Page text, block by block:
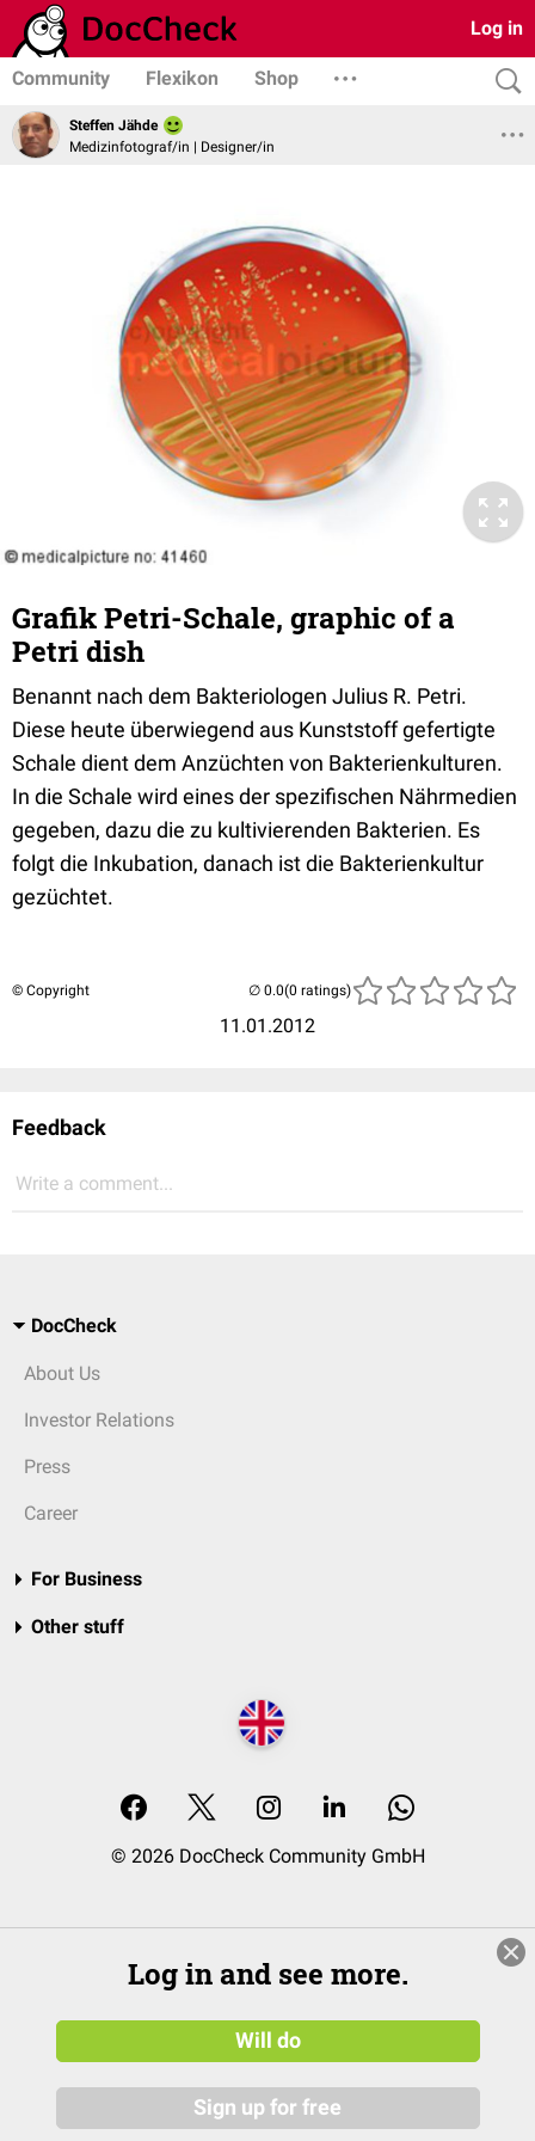
Log in
Community Flexikon Shop
Steffen Jähde
Medizinfotograf/in | Designer/in
Grafik Petri-Schale, graphic of a
Petri dish
Benannt nach dem Bakteriologen Julius R. Petri.
Diese heute überwiegend aus Kunststoff gefertigte
Schale dient dem Anzüchten von Bakterienkulturen.
In die Schale wird eines der spezifischen Nährmedien
gegeben, dazu die zu kultivierenden Bakterien. Es
folgt die Inkubation, danach ist die Bakterienkultur
gezüchtet.
© Copyright
11.01.2012
(0 ratings)
Feedback
Write a comment...
DocCheck
About Us
Investor Relations
Press
Career
For Business
Other stuff
© 2026 DocCheck Community GmbH
Log in and see more.
Will do
Sign up for free